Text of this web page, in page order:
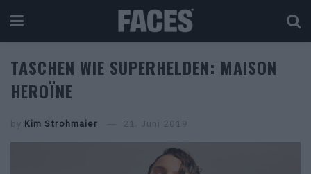
TASCHEN WIE SUPERHELDEN: MAISON
HEROÏNE
by Kim Strohmaier 21. Juni 2019